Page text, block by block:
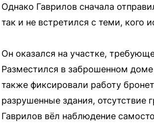
Однако Гаврилов сначала
так и не встретился с теми, кого
Он оказался на участке,
Разместился в заброшенном
также фиксировали работу
разрушенные здания, отсутствие
Гаврилов вёл наблюдение